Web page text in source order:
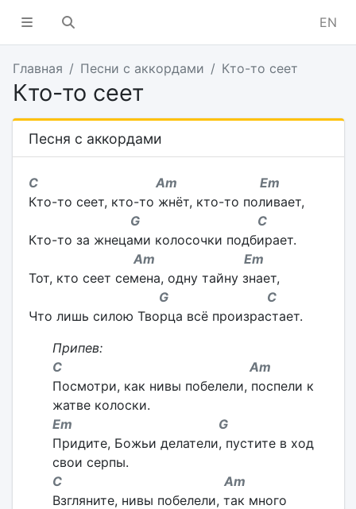
EN
Главная Песни с аккордами Кто-то сеет
Кто-то сеет
Песня с аккордами
C Am Em
Кто-то сеет, кто-то жнёт, кто-то поливает,
G C
Кто-то за жнецами колосочки подбирает.
Am Em
Тот, кто сеет семена, одну тайну знает,
G C
Что лишь силою Творца всё произрастает.
Припев:
C Am
Посмотри, как нивы побелели, поспели к
жатве колоски.
Em G
Придите, Божьи делатели, пустите в ход
свои серпы.
C Am
Взгляните, нивы побелели, так много